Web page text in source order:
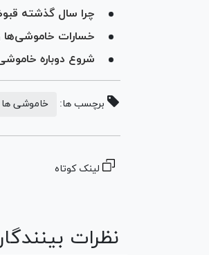
چرا سال گذشته
خسارات خاموشی‌ها و
شروع دوباره
برچسب ها: خاموشی ها
لینک کوتاه
نظرات